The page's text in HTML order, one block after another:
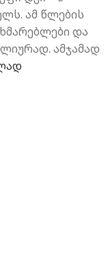
ამ წლების
და
ამჯამად